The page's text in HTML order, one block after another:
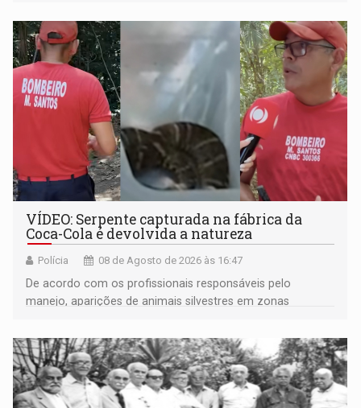
VÍDEO: Serpente capturada na fábrica da
Coca-Cola é devolvida a natureza
Polícia 08 de Agosto de 2026 às 16:47
De acordo com os profissionais responsáveis pelo
manejo, aparições de animais silvestres em zonas